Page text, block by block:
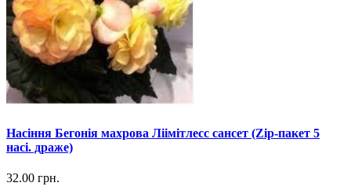
Насіння Бегонія махрова Ліімітлесс сансет (Zip-пакет 5
насі. драже)
32.00 грн.